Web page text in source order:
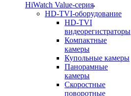
HiWatch Value-серия
HD-TVI-оборудование
HD-TVI
видеорегистраторы
Компактные
камеры
Купольные камеры
Панорамные
камеры
Скоростные
поворотные